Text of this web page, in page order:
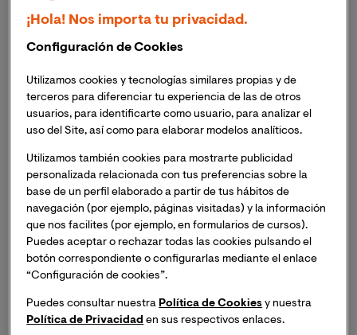
¡Hola! Nos importa tu privacidad.
Configuración de Cookies
Utilizamos cookies y tecnologías similares propias y de
terceros para diferenciar tu experiencia de las de otros
usuarios, para identificarte como usuario, para analizar el
uso del Site, así como para elaborar modelos analíticos.
Utilizamos también cookies para mostrarte publicidad
personalizada relacionada con tus preferencias sobre la
base de un perfil elaborado a partir de tus hábitos de
navegación (por ejemplo, páginas visitadas) y la información
que nos facilites (por ejemplo, en formularios de cursos).
Puedes aceptar o rechazar todas las cookies pulsando el
botón correspondiente o configurarlas mediante el enlace
“Configuración de cookies”.
Puedes consultar nuestra Política de Cookies y nuestra
Política de Privacidad en sus respectivos enlaces.